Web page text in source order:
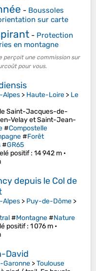
- Boussoles
sur carte
- Protection
en montagne
perçoit une commission sur
pour vous.
Alpes > Haute-Loire > Le
Saint-Jacques-de-
Velay et Saint-Jean-
#Compostelle
#Forêt
#GR65
positif: 14 942 m •
depuis le Col de
Alpes > Puy-de-Dôme >
#Montagne#Nature
positif: 1 076 m •
David
Garonne >Toulouse